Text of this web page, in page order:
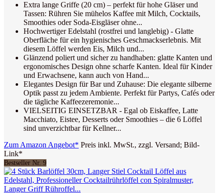
Extra lange Griffe (20 cm) – perfekt für hohe Gläser und
Tassen: Rühren Sie mühelos Kaffee mit Milch, Cocktails,
Smoothies oder Soda-Eisgläser ohne...
Hochwertiger Edelstahl (rostfrei und langlebig) - Glatte
Oberfläche für ein hygienisches Geschmackserlebnis. Mit
diesem Löffel werden Eis, Milch und...
Glänzend poliert und sicher zu handhaben: glatte Kanten und
ergonomisches Design ohne scharfe Kanten. Ideal für Kinder
und Erwachsene, kann auch von Hand...
Elegantes Design für Bar und Zuhause: Die elegante silberne
Optik passt zu jedem Ambiente. Perfekt für Partys, Cafés oder
die tägliche Kaffeezeremonie...
VIELSEITIG EINSETZBAR - Egal ob Eiskaffee, Latte
Macchiato, Eistee, Desserts oder Smoothies – die 6 Löffel
sind unverzichtbar für Kellner...
Zum Amazon Angebot* Preis inkl. MwSt., zzgl. Versand; Bild-
Link*
Bestseller Nr. 9